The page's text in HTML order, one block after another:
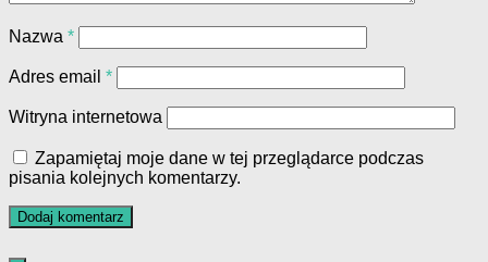
Nazwa *
Adres email *
Witryna internetowa
Zapamiętaj moje dane w tej przeglądarce podczas
pisania kolejnych komentarzy.